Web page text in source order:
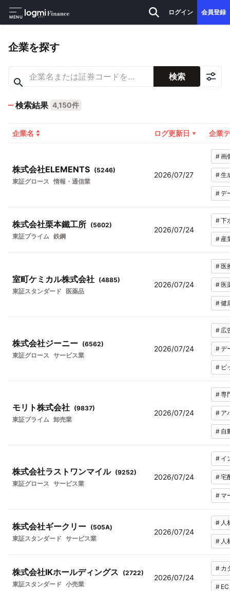
MENU
ログイン 会員登録
企業を探す
検索
検索結果 4,150件
企業名 ログ更新日 企業
株式会社ELEMENTS (5246)
東証グロース 情報・通信業
2026/07/27
#画
#生
#デ
株式会社栗本鐵工所 (5602)
東証プライム 鉄鋼
2026/07/24
#下
# 産
室町ケミカル株式会社 (4885)
東証スタンダード
医薬品
2026/07/24
#医
#医
#健
株式会社ジーニー (6562)
東証グロース サービス業
2026/07/24
# 広
#デ
# ビ
モリト株式会社 (9837)
東証プライム 卸売業
2026/07/24
#専
# ア
# 自
株式会社ラストワンマイル (9252)
東証グロース サービス業
2026/07/24
# イ
#宅
# マ
株式会社ギークリー (505A)
東証スタンダード サービス業
2026/07/24
# 人
# 人
株式会社IKホールディングス (2722)
東証スタンダード 小売業
2026/07/24
# カ
#